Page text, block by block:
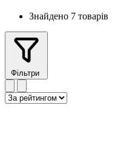
Знайдено 7 товарів
Фільтри